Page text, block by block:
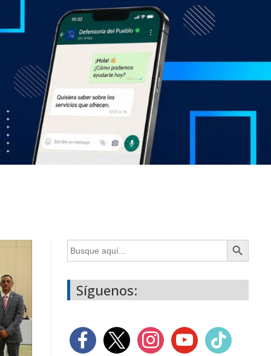
Buscar: Botón de búsqueda
Síguenos: